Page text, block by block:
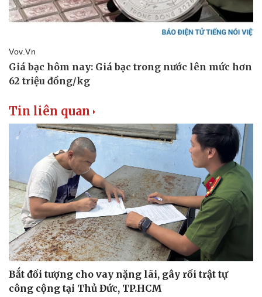
Thể thao
Bóng đá
Lịch thi đấu bóng đá
eSports
Ô tô
Tin liên quan
Bắt đối tượng cho vay nặng lãi, gây rối trật tự
công cộng tại Thủ Đức, TP.HCM